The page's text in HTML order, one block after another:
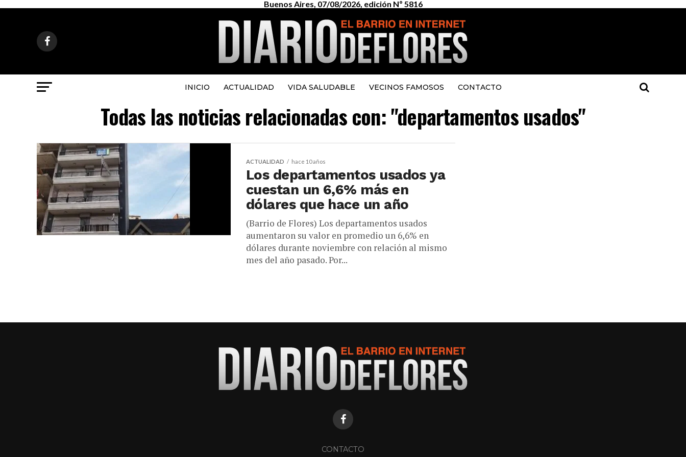
Buenos Aires, 07/08/2026, edición Nº 5816
INICIO ACTUALIDAD VIDA SALUDABLE VECINOS FAMOSOS CONTACTO
Todas las noticias relacionadas con: "departamentos usados"
ACTUALIDAD hace 10 años
Los departamentos usados ya
cuestan un 6,6% más en
dólares que hace un año
(Barrio de Flores) Los departamentos usados
aumentaron su valor en promedio un 6,6% en
dólares durante noviembre con relación al mismo
mes del año pasado. Por...
CONTACTO